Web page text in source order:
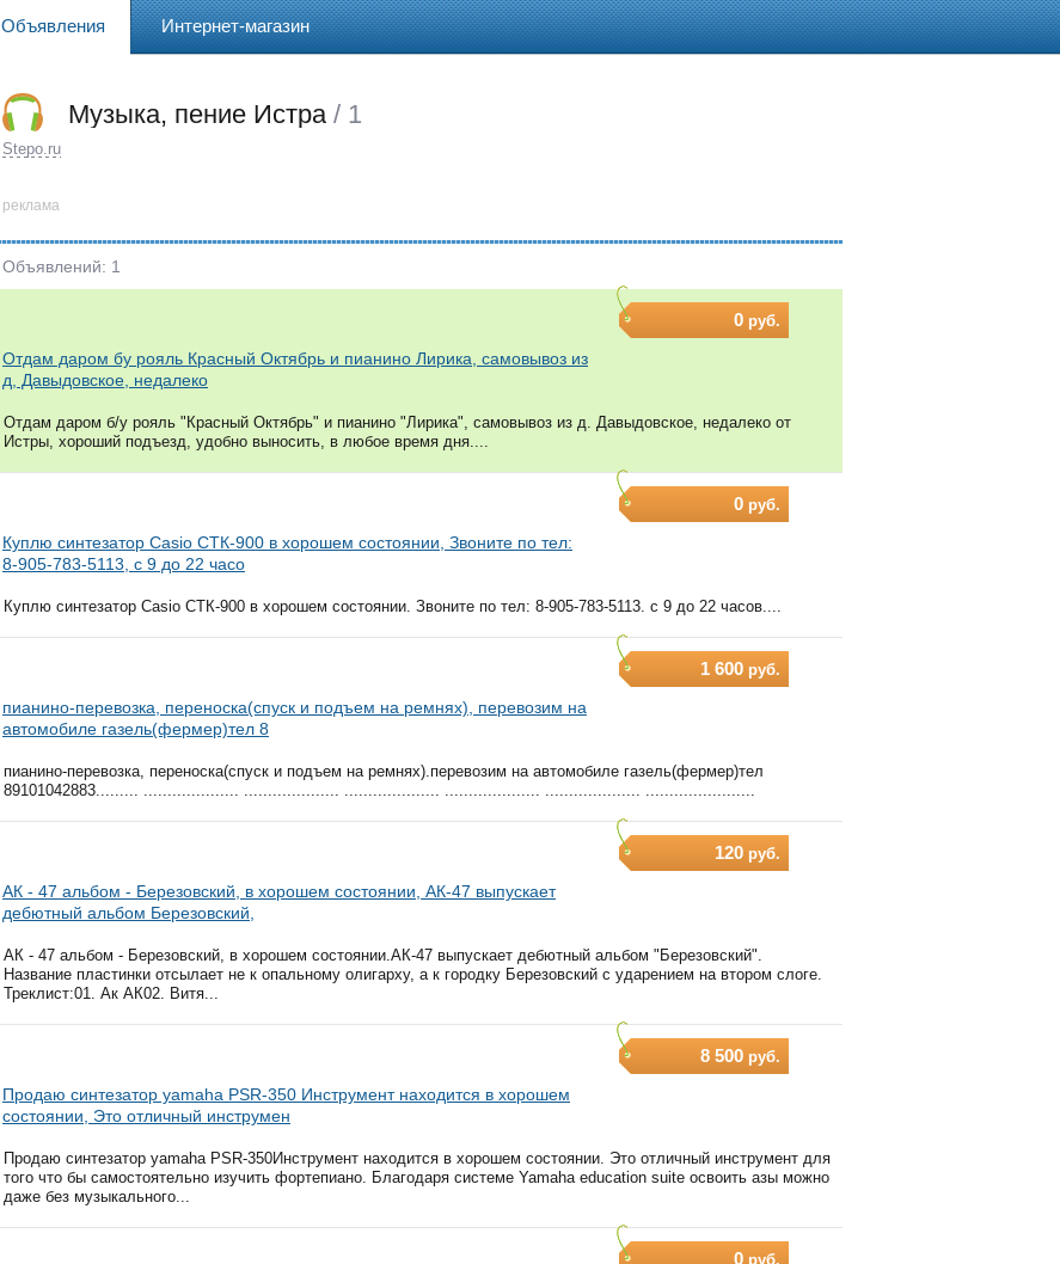
Объявления Интернет-магазин
Музыка, пение Истра / 1
Stepo.ru
реклама
Объявлений: 1
Отдам даром бу рояль Красный Октябрь и пианино Лирика, самовывоз из
д, Давыдовское, недалеко
0 руб.
Отдам даром б/у рояль "Красный Октябрь" и пианино "Лирика", самовывоз из д. Давыдовское, недалеко от
Истры, хороший подъезд, удобно выносить, в любое время дня....
Куплю синтезатор Casio СТК-900 в хорошем состоянии, Звоните по тел:
8-905-783-5113, с 9 до 22 часо
0 руб.
Куплю синтезатор Casio СТК-900 в хорошем состоянии. Звоните по тел: 8-905-783-5113. с 9 до 22 часов....
пианино-перевозка, переноска(спуск и подъем на ремнях), перевозим на
автомобиле газель(фермер)тел 8
1 600 руб.
пианино-перевозка, переноска(спуск и подъем на ремнях).перевозим на автомобиле газель(фермер)тел
89101042883......... .................... .................... .................... .................... .................... .......................
АК - 47 альбом - Березовский, в хорошем состоянии, АК-47 выпускает
дебютный альбом Березовский,
120 руб.
АК - 47 альбом - Березовский, в хорошем состоянии.АК-47 выпускает дебютный альбом "Березовский".
Название пластинки отсылает не к опальному олигарху, а к городку Березовский с ударением на втором слоге.
Треклист:01. Ак АК02. Витя...
Продаю синтезатор yamaha PSR-350 Инструмент находится в хорошем
состоянии, Это отличный инструмен
8 500 руб.
Продаю синтезатор yamaha PSR-350Инструмент находится в хорошем состоянии. Это отличный инструмент для
того что бы самостоятельно изучить фортепиано. Благодаря системе Yamaha education suite освоить азы можно
даже без музыкального...
0 руб.